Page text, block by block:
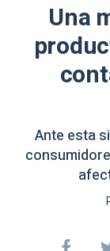
Una
Ante esta